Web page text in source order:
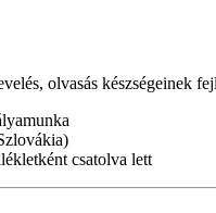
olvasás készségeinek
csatolva lett